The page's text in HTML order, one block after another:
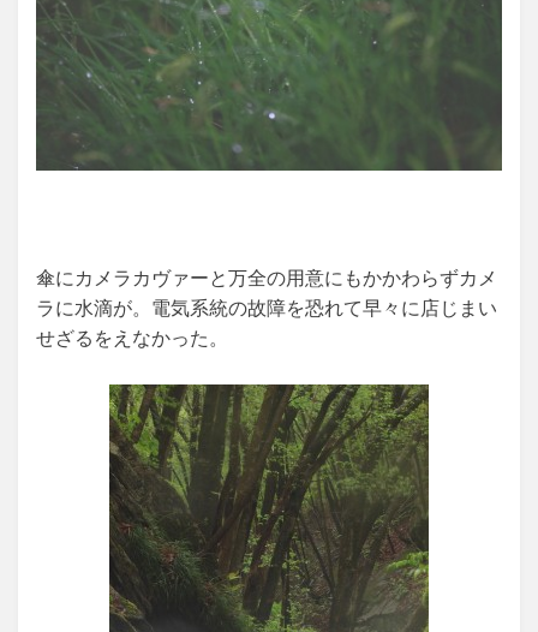
傘にカメラカヴァーと万全の用意にもかかわらずカメ
ラに水滴が。電気系統の故障を恐れて早々に店じまい
せざるをえなかった。